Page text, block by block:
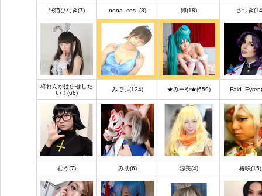
眠猫ひなき(7) nena_cos_(8) 卵(18) さつき
柊れんかは併せした
い！(68)
みでぃ(124) ★みーや★(659)
むう(7) み助(6) 涼美(4) 椿咲(15)